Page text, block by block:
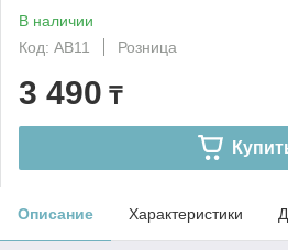
В наличии
Код: AB11
Розница
3 490 ₸
Описание Характеристики